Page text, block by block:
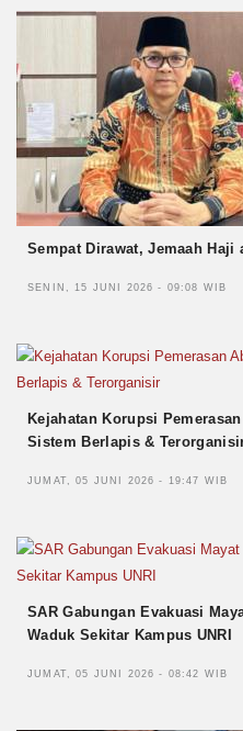
Sempat Dirawat, Jemaah Haji
SENIN, 15 JUNI 2026 - 09:08 WIB
Kejahatan Korupsi
Sistem Berlapis &
JUMAT, 05 JUNI 2026 - 19:47 WIB
SAR Gabungan Evakuasi
Waduk Sekitar Kampus UNRI
JUMAT, 05 JUNI 2026 - 08:42 WIB